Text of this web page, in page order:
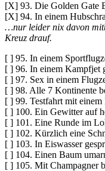
[X] 93. Die Golden Gate
[X] 94. In einem
…nur leider nix davon
Kreuz drauf.
[ ] 95. In einem
[ ] 96. In einem Kampfjet
[ ] 97. Sex in einem
[ ] 98. Alle 7 Kontinente
[ ] 99. Testfahrt mit einem
[ ] 100. Ein Gewitter auf
[ ] 101. Eine Runde im
[ ] 102. Kürzlich eine
[ ] 103. In Eiswasser
[ ] 104. Einen Baum
[ ] 105. Mit Champagner